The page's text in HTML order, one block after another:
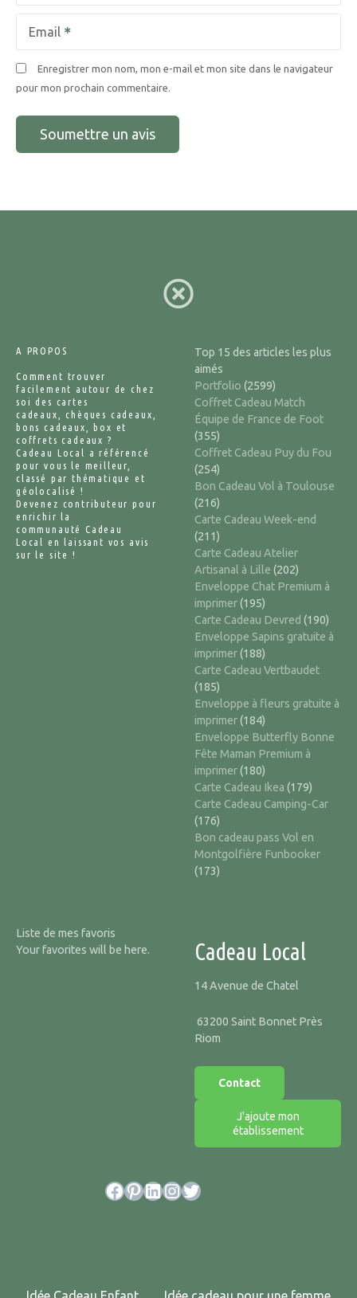
Email
Enregistrer mon nom, mon e-mail et mon site dans le navigateur
pour mon prochain commentaire.
A PROPOS
Comment trouver
facilement autour de chez
soi des cartes
cadeaux, chèques cadeaux,
bons cadeaux, box et
coffrets cadeaux ?
Cadeau Local a référencé
pour vous le meilleur,
classé par thématique et
géolocalisé !
Devenez contributeur pour
enrichir la
communauté Cadeau
Local en laissant vos avis
sur le site !
Top 15 des articles les plus
aimés
Portfolio (2599)
Coffret Cadeau Match
Équipe de France de Foot
(355)
Coffret Cadeau Puy du Fou
(254)
Bon Cadeau Vol à Toulouse
(216)
Carte Cadeau Week-end
(211)
Carte Cadeau Atelier
Artisanal à Lille (202)
Enveloppe Chat Premium à
imprimer(195)
Carte Cadeau Devred (190)
Enveloppe Sapins gratuite à
imprimer(188)
Carte Cadeau Vertbaudet
(185)
Enveloppe à fleurs gratuite à
imprimer(184)
Enveloppe Butterfly Bonne
Fête Maman Premium à
imprimer(180)
Carte Cadeau Ikea (179)
Carte Cadeau Camping-Car
(176)
Bon cadeau pass Vol en
Montgolfière Funbooker
(173)
Liste de mes favoris
Your favorites will be here.
Cadeau Local
14 Avenue de Chatel
63200 Saint Bonnet Près
Riom
Contact
J'ajoute mon
établissement
Facebook Pinterest LinkedIn InstagramTwitter